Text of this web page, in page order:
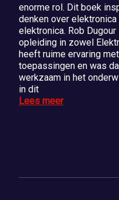
enorme rol. Dit boek
denken over
elektronica. Rob
opleiding in zowel
heeft ruime ervaring
toepassingen en was
werkzaam in het
in dit
Lees meer